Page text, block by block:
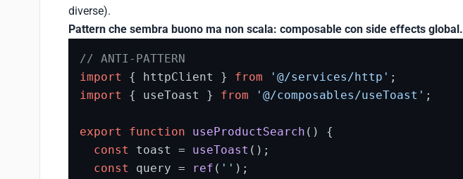
diverse).
Pattern che sembra buono ma non scala: composable con side effects global.
// ANTI-PATTERN
import
{ httpClient } from '@/services/http'
import
{ useToast } from '@/composables/useToast' ;
export function useProductSearch ( ) {
const
toast = useToast ();
const
query = ref ( '' );